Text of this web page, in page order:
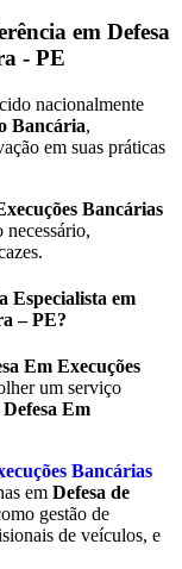
em Defesa
- PE
nacionalmente
Bancária,
em suas práticas
Bancárias
necessário,
Especialista em
– PE?
Em Execuções
um serviço
Em
Bancárias
em Defesa de
gestão de
de veículos, e